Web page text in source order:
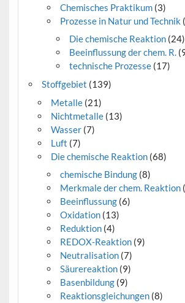
Chemisches Praktikum (3)
Prozesse in Natur und Technik
Die chemische Reaktion (24)
Beeinflussung der chem. R.
technische Prozesse (17)
Stoffgebiet (139)
Metalle(21)
Nichtmetalle(13)
Wasser(7)
Luft (7)
Die chemische Reaktion(68)
chemische Bindung (8)
Merkmale der chem. Reaktion
Beeinflussung (6)
Oxidation (13)
Reduktion (4)
REDOX-Reaktion (9)
Neutralisation (7)
Säurereaktion (9)
Basenbildung (9)
Reaktionsgleichungen (8)